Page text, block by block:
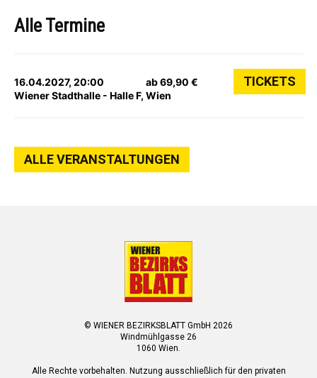
Alle Termine
16.04.2027, 20:00
Wiener Stadthalle - Halle F, Wien
ab 69,90 € TICKETS
ALLE VERANSTALTUNGEN
© WIENER BEZIRKSBLATT GmbH 2026
Windmühlgasse 26
1060 Wien.
Alle Rechte vorbehalten. Nutzung ausschließlich für den privaten